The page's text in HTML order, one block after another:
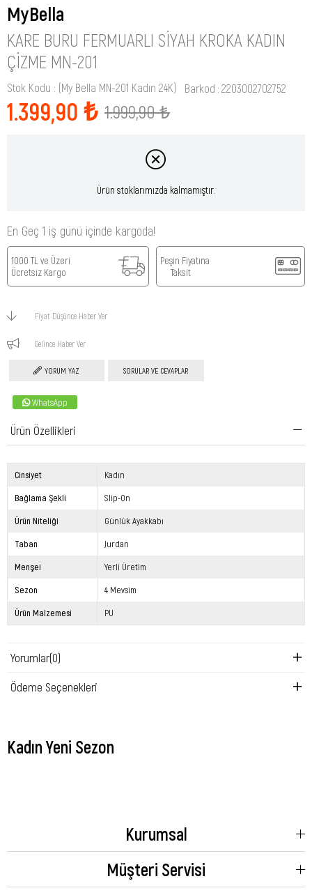
MyBella
KARE BURU FERMUARLI SIYAH KROKA KADIN
ÇIZME MN-201
Stok Kodu (My Bella MN-201 Kadın 24K) Barkod : 2203002702752
1.999,90 ₺
1.399,90 ₺
Ürün stoklarımızda kalmamıştır.
En Geç 1 iş günü içinde kargoda!
1000 TL ve Üzeri
Ücretsiz Kargo
Peşin Fiyatına
Taksit
Fiyat Düşünce Haber Ver
Gelince Haber Ver
YORUM YAZ SORULAR VE CEVAPLAR
WhatsApp
Ürün Özellikleri
Cinsiyet Kadın
Bağlama Şekli Slip-On
Ürün Niteliği Günlük Ayakkabı
Taban Jurdan
Menşei Yerli Üretim
Sezon 4 Mevsim
Ürün Malzemesi PU
Yorumlar(0)
Ödeme Seçenekleri
Kadın Yeni Sezon
Kurumsal
Müşteri Servisi